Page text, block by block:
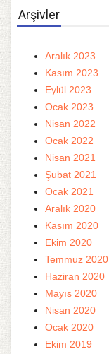
Arşivler
Aralık 2023
Kasım 2023
Eylül 2023
Ocak 2023
Nisan 2022
Ocak 2022
Nisan 2021
Şubat 2021
Ocak 2021
Aralık 2020
Kasım 2020
Ekim 2020
Temmuz 2020
Haziran 2020
Mayıs 2020
Nisan 2020
Ocak 2020
Ekim 2019